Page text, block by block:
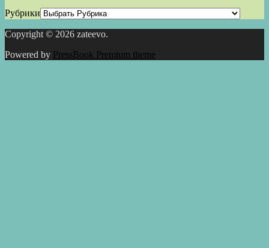
Рубрики
Copyright © 2026 zateevo.
Powered by PressBook Premium theme